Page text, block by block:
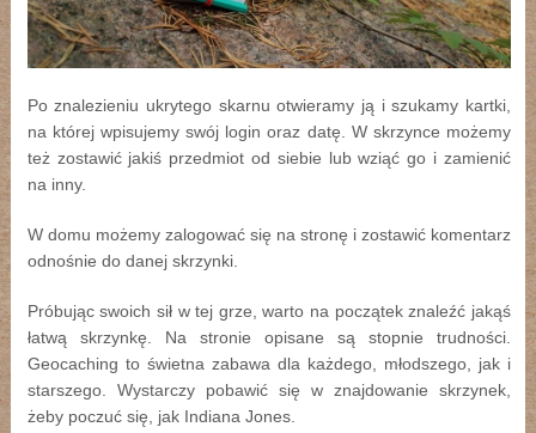
Po znalezieniu ukrytego skarnu otwieramy ją i szukamy kartki,
na której wpisujemy swój login oraz datę. W skrzynce możemy
też zostawić jakiś przedmiot od siebie lub wziąć go i zamienić
na inny.
W domu możemy zalogować się na stronę i zostawić komentarz
odnośnie do danej skrzynki.
Próbując swoich sił w tej grze, warto na początek znaleźć jakąś
łatwą skrzynkę. Na stronie opisane są stopnie trudności.
Geocaching to świetna zabawa dla każdego, młodszego, jak i
starszego. Wystarczy pobawić się w znajdowanie skrzynek,
żeby poczuć się, jak Indiana Jones.